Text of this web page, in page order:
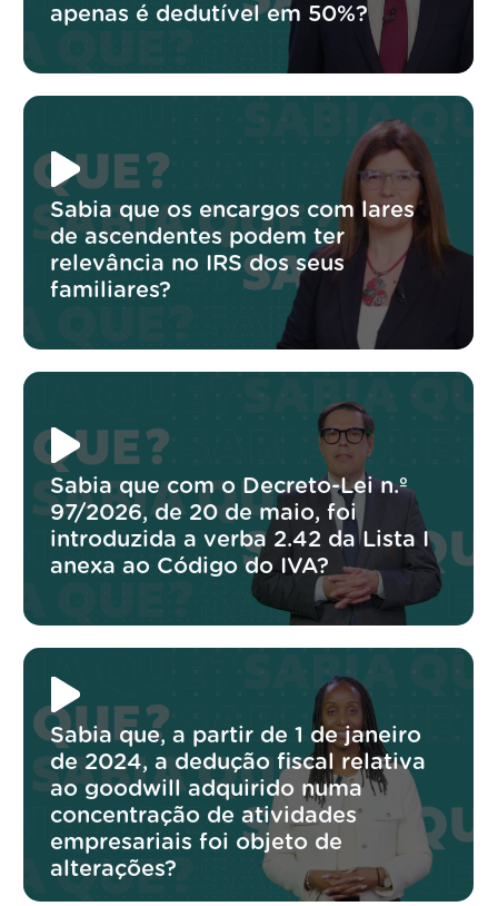
apenas é dedutível em 50%?
Sabia que os encargos com lares
de ascendentes podem ter
relevância no IRS dos seus
familiares?
Sabia que com o Decreto-Lei n.º
97/2026, de 20 de maio, foi
introduzida a verba 2.42 da Lista I
anexa ao Código do IVA?
Sabia que, a partir de 1 de janeiro
de 2024, a dedução fiscal relativa
ao goodwill adquirido numa
concentração de atividades
empresariais foi objeto de
alterações?